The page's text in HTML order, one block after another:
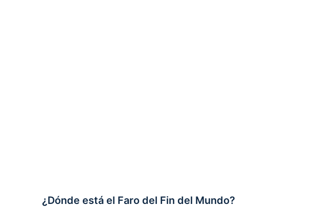
¿Dónde está el Faro del Fin del Mundo?